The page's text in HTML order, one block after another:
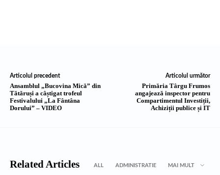
Articolul precedent
Ansamblul „Bucovina Mică” din
Tătăruși a câștigat trofeul
Festivalului „La Fântâna
Dorului” – VIDEO
Articolul următor
Primăria Târgu Frumos
angajează inspector pentru
Compartimentul Investiții,
Achiziții publice și IT
Related Articles ALL ADMINISTRATIE MAI MULT